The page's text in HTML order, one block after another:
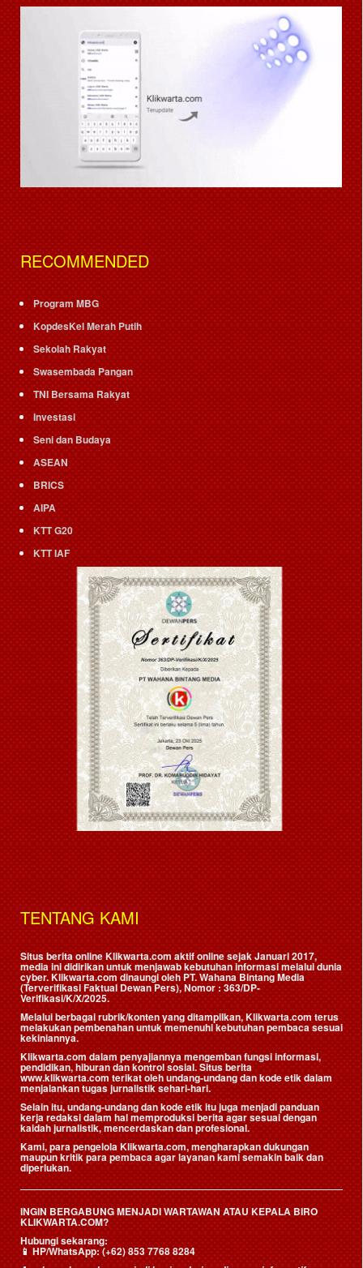
RECOMMENDED
Program MBG
KopdesKel Merah Putih
Sekolah Rakyat
Swasembada Pangan
TNI Bersama Rakyat
Investasi
Seni dan Budaya
ASEAN
BRICS
AIPA
KTT G20
KTT IAF
TENTANG KAMI
Situs berita online Klikwarta.com aktif online sejak Januari 2017,
media ini didirikan untuk menjawab kebutuhan informasi melalui dunia
cyber. Klikwarta.com dinaungi oleh PT. Wahana Bintang Media
(Terverifikasi Faktual Dewan Pers), Nomor : 363/DP-
Verifikasi/K/X/2025.
Melalui berbagai rubrik/konten yang ditampilkan, Klikwarta.com terus
melakukan pembenahan untuk memenuhi kebutuhan pembaca sesuai
kekiniannya.
Klikwarta.com dalam penyajiannya mengemban fungsi informasi,
pendidikan, hiburan dan kontrol sosial. Situs berita
www.klikwarta.com terikat oleh undang-undang dan kode etik dalam
menjalankan tugas jurnalistik sehari-hari.
Selain itu, undang-undang dan kode etik itu juga menjadi panduan
kerja redaksi dalam hal memproduksi berita agar sesuai dengan
kaidah jurnalistik, mencerdaskan dan profesional.
Kami, para pengelola Klikwarta.com, mengharapkan dukungan
maupun kritik para pembaca agar layanan kami semakin baik dan
diperlukan.
INGIN BERGABUNG MENJADI WARTAWAN ATAU KEPALA BIRO
KLIKWARTA.COM?
Hubungi sekarang:
📱HP/WhatsApp:(+62) 853 7768 8284